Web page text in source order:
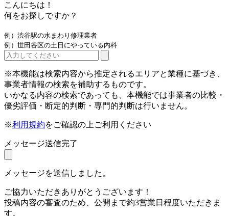
こんにちは！
何をお探しですか？
例）渋谷駅の水まわり修理業者
例）世田谷区の土日にやっている内科
※本機能は検索内容から推定されるエリアと業種に基づき、
事業者情報の検索を補助するものです。
いかなる内容の検索であっても、本機能では事業者の比較・
優劣評価・断定的判断・専門的判断は行いません。
※利用規約をご確認の上ご利用ください
メッセージ送信完了
メッセージを送信しました。
ご協力いただきありがとうございます！
投稿内容の審査のため、公開まで約3営業日程度いただきま
す。